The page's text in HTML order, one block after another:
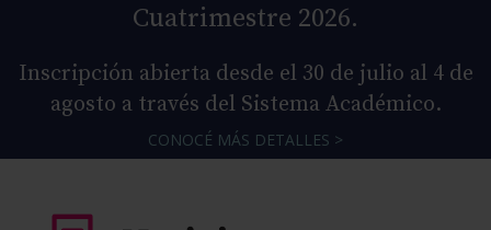
Cuatrimestre 2026.
Inscripción abierta desde el 30 de julio al 4 de
agosto a través del Sistema Académico.
CONOCÉ MÁS DETALLES >